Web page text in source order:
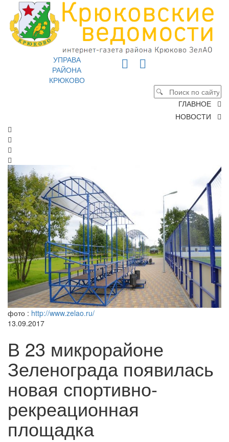
УПРАВА
РАЙОНА
КРЮКОВО
ГЛАВНОЕ
НОВОСТИ
фото : http://www.zelao.ru/
13.09.2017
В 23 микрорайоне
Зеленограда появилась
новая спортивно-
рекреационная
площадка